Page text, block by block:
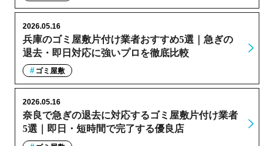
兵庫のゴミ屋敷片付け業者おすすめ5選｜急ぎの
退去・即日対応に強いプロを徹底比較
2026.05.16
ゴミ屋敷
奈良で急ぎの退去に対応するゴミ屋敷片付け業者
5選｜即日・短時間で完了する優良店
2026.05.16